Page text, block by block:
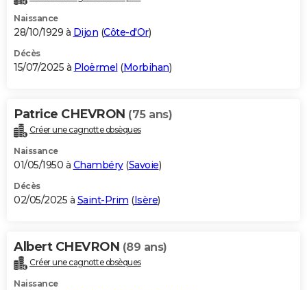
Naissance
28/10/1929 à Dijon (Côte-d'Or)
Décès
15/07/2025 à Ploërmel (Morbihan)
Patrice CHEVRON (75 ans)
Créer une cagnotte obsèques
Naissance
01/05/1950 à Chambéry(Savoie)
Décès
02/05/2025 à Saint-Prim (Isère)
Albert CHEVRON (89 ans)
Créer une cagnotte obsèques
Naissance